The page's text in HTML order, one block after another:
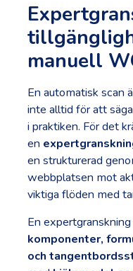
manuell
En automatisk scan
inte alltid för att
i praktiken. För det
en
en strukturerad
webbplatsen mot
viktiga flöden med
En
komponenter,
och